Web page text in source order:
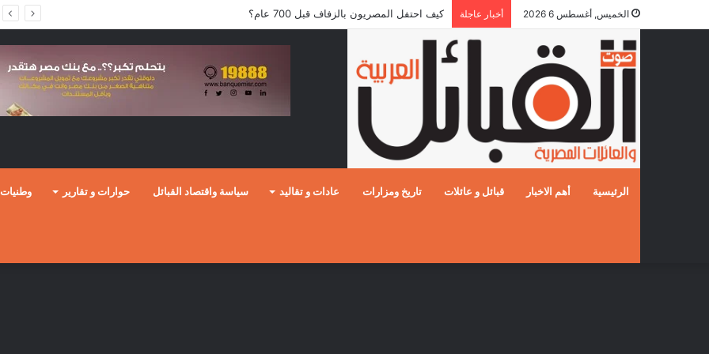
الخميس, أغسطس 6 2026 أخبار عاجلة كيف احتفل المصريون بالزفاف قبل 700 عام؟
الرئيسية أهم الاخبار قبائل و عائلات تاريخ ومزارات عادات و تقاليد سياسة واقتصاد القبائل حوارات و تقارير وطنيات